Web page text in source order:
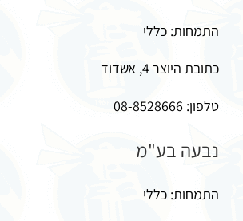
התמחות: כללי
כתובת היוצר 4, אשדוד
טלפון: 08-8528666
נבעה בע"מ
התמחות: כללי